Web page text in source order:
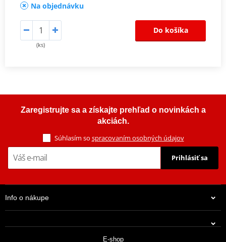
Na objednávku
(ks)
Do košíka
Zaregistrujte sa a získajte prehľad o novinkách a
akciách.
Súhlasím so spracovaním osobných údajov
Prihlásiť sa
Info o nákupe
E-shop